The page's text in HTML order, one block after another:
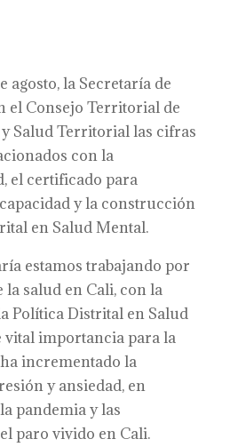
agosto, la Secretaría de
el Consejo Territorial de
Salud Territorial las cifras
con la
el certificado para
y la construcción
en Salud Mental.
estamos trabajando por
salud en Cali, con la
Política Distrital en Salud
vital importancia para la
incrementado la
y ansiedad, en
pandemia y las
paro vivido en Cali.